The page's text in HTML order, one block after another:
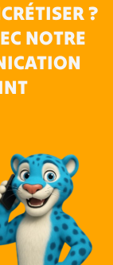
?
NOTRE